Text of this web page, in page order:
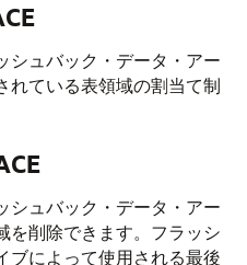
シュバック・データ・アー
れている表領域の割当て制
シュバック・データ・アー
を削除できます。フラッシ
ブによって使用される最後